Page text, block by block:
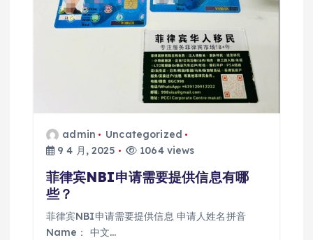
admin
Uncategorized
9 4 月, 2025
1064 views
菲律宾NBI申请需要提供信息有哪
些？
菲律宾NBI申请需要提供信息 申请人姓名拼音
Name： 中文…